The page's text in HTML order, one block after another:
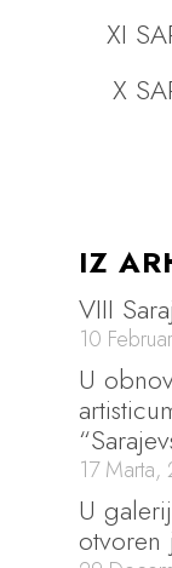
XI
X
IZ
VIII
10
U
17 Marta,
U
otvoren